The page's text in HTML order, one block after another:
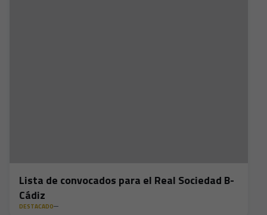
Lista de convocados para el Real Sociedad B-
Cádiz
DESTACADO